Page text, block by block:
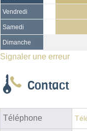
Vendredi
Samedi
Dimanche
Signaler une erreur
Contact
Téléphone